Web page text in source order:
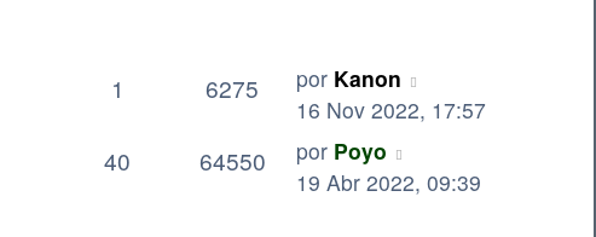
1 6275 por Kanon
16 Nov 2022, 17:57
40 64550 por Poyo
19 Abr 2022, 09:39